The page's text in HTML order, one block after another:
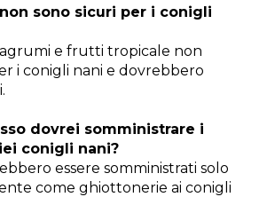
sono sicuri per i conigli
e frutti tropicale non
i conigli nani e dovrebbero
dovrei somministrare i
conigli nani?
essere somministrati solo
come ghiottonerie ai conigli